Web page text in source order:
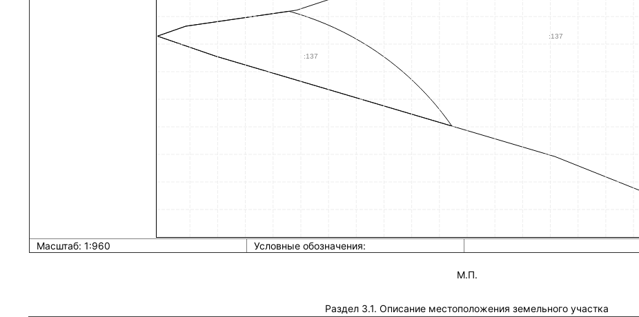
Масштаб: 1:960 Условные обозначения:
М.П.
Раздел 3.1. Описание местоположения земельного участка